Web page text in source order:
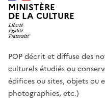
MINISTÈRE
DE LA CULTURE
POP décrit et diffuse des
culturels étudiés ou
édifices ou sites, objets ou
photographies, etc.)